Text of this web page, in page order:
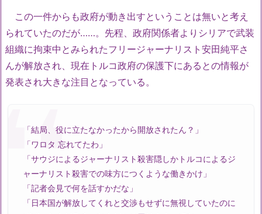
この一件からも政府が動き出すということは無いと考え
られていたのだが……。先程、政府関係者よりシリアで武装
組織に拘束中とみられたフリージャーナリスト安田純平さ
んが解放され、現在トルコ政府の保護下にあるとの情報が
発表され大きな注目となっている。
「結局、役に立たなかったから開放されたん？」
「ワロタ 忘れてたわ」
「サウジによるジャーナリスト殺害隠しかトルコによるジ
ャーナリスト殺害での味方につくような働きかけ」
「記者会見で何を話すかだな」
「日本国が解放してくれと交渉もせずに無視していたのに